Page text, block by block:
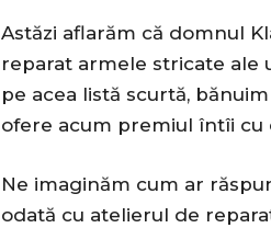
Astăzi aflarăm că domnul
reparat armele stricate ale
pe acea listă scurtă,
ofere acum premiul întîi cu
Ne imaginăm cum ar
odată cu atelierul de